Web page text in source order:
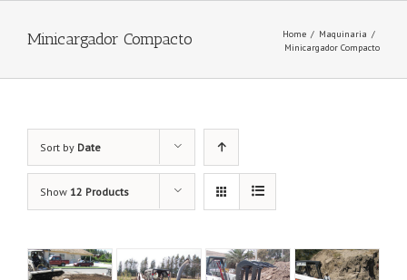
Minicargador Compacto Home / Maquinaria /
Minicargador Compacto
Sort by Date
Show 12 Products